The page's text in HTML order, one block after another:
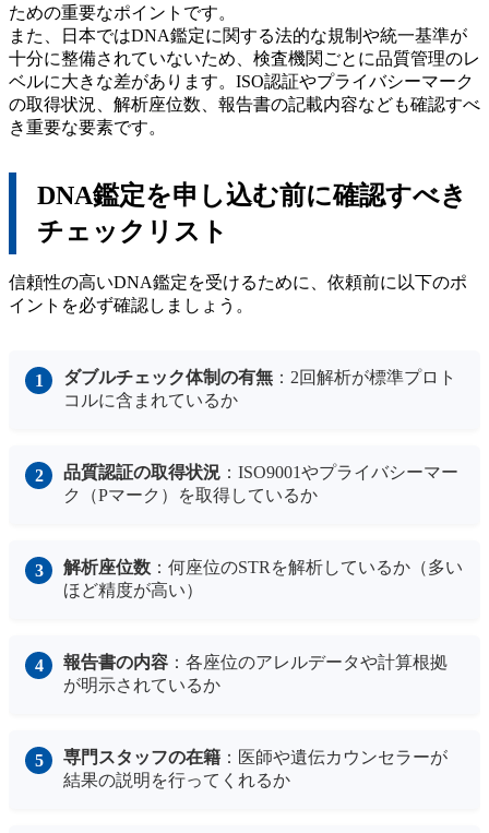
ための重要なポイントです。
また、日本ではDNA鑑定に関する法的な規制や統一基準が
十分に整備されていないため、検査機関ごとに品質管理のレ
ベルに大きな差があります。ISO認証やプライバシーマーク
の取得状況、解析座位数、報告書の記載内容なども確認すべ
き重要な要素です。
DNA鑑定を申し込む前に確認すべき
チェックリスト
信頼性の高いDNA鑑定を受けるために、依頼前に以下のポ
イントを必ず確認しましょう。
ダブルチェック体制の有無 ：2回解析が標準プロト
コルに含まれているか
品質認証の取得状況 ：ISO9001やプライバシーマー
ク（Pマーク）を取得しているか
解析座位数 ：何座位のSTRを解析しているか（多い
ほど精度が高い）
報告書の内容 ：各座位のアレルデータや計算根拠
が明示されているか
専門スタッフの在籍 ：医師や遺伝カウンセラーが
結果の説明を行ってくれるか